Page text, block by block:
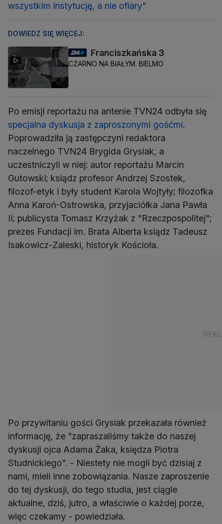
wszystkim instytucję, a nie ofiary"
DOWIEDZ SIĘ WIĘCEJ:
Franciszkańska 3
CZARNO NA BIAŁYM. BIELMO
Po emisji reportażu na antenie TVN24 odbyła się
specjalna dyskusja z zaproszonymi gośćmi.
Poprowadziła ją zastępczyni redaktora
naczelnego TVN24 Brygida Grysiak, a
uczestniczyli w niej: autor reportażu Marcin
Gutowski; ksiądz profesor Andrzej Szostek,
filozof-etyk i były student Karola Wojtyły; filozofka
Anna Karoń-Ostrowska, przyjaciółka Jana Pawła
II; publicysta Tomasz Krzyżak z "Rzeczpospolitej";
prezes Fundacji im. Brata Alberta ksiądz Tadeusz
Isakowicz-Zaleski, historyk Kościoła.
Po przywitaniu gości Grysiak przekazała również
informację, że "zapraszaliśmy także do naszej
dyskusji ojca Adama Żaka, księdza Piotra
Studnickiego". - Niestety nie mogli być dzisiaj z
nami, mieli inne zobowiązania. Nasze zaproszenie
do tej dyskusji, do tego studia, jest ciągle
aktualne, dziś, jutro, a właściwie o każdej porze,
więc czekamy - powiedziała.